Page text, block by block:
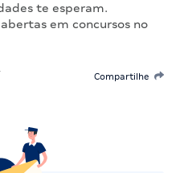
te esperam.
em concursos no
Compartilhe